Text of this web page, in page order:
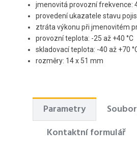
jmenovitá provozní frekvence:
provedení ukazatele stavu
ztráta výkonu při jmenovitém
provozní teplota: -25 až +40 °C
skladovací teplota: -40 až +70
rozměry: 14 x 51 mm
Parametry
Kontaktní formulář